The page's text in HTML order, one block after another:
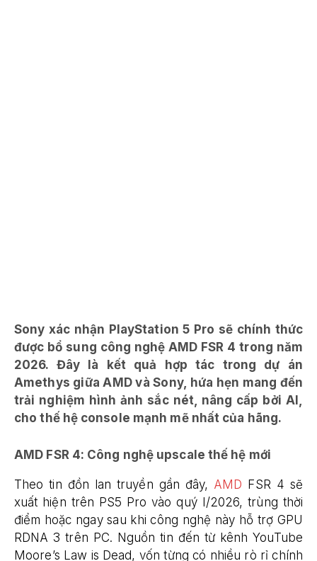
Sony xác nhận PlayStation 5 Pro sẽ chính thức
được bổ sung công nghệ AMD FSR 4 trong năm
2026. Đây là kết quả hợp tác trong dự án
Amethys giữa AMD và Sony, hứa hẹn mang đến
trải nghiệm hình ảnh sắc nét, nâng cấp bởi AI,
cho thế hệ console mạnh mẽ nhất của hãng.
AMD FSR 4: Công nghệ upscale thế hệ mới
Theo tin đồn lan truyền gần đây, AMD FSR 4 sẽ
xuất hiện trên PS5 Pro vào quý I/2026, trùng thời
điểm hoặc ngay sau khi công nghệ này hỗ trợ GPU
RDNA 3 trên PC. Nguồn tin đến từ kênh YouTube
Moore’s Law is Dead, vốn từng có nhiều rò rỉ chính